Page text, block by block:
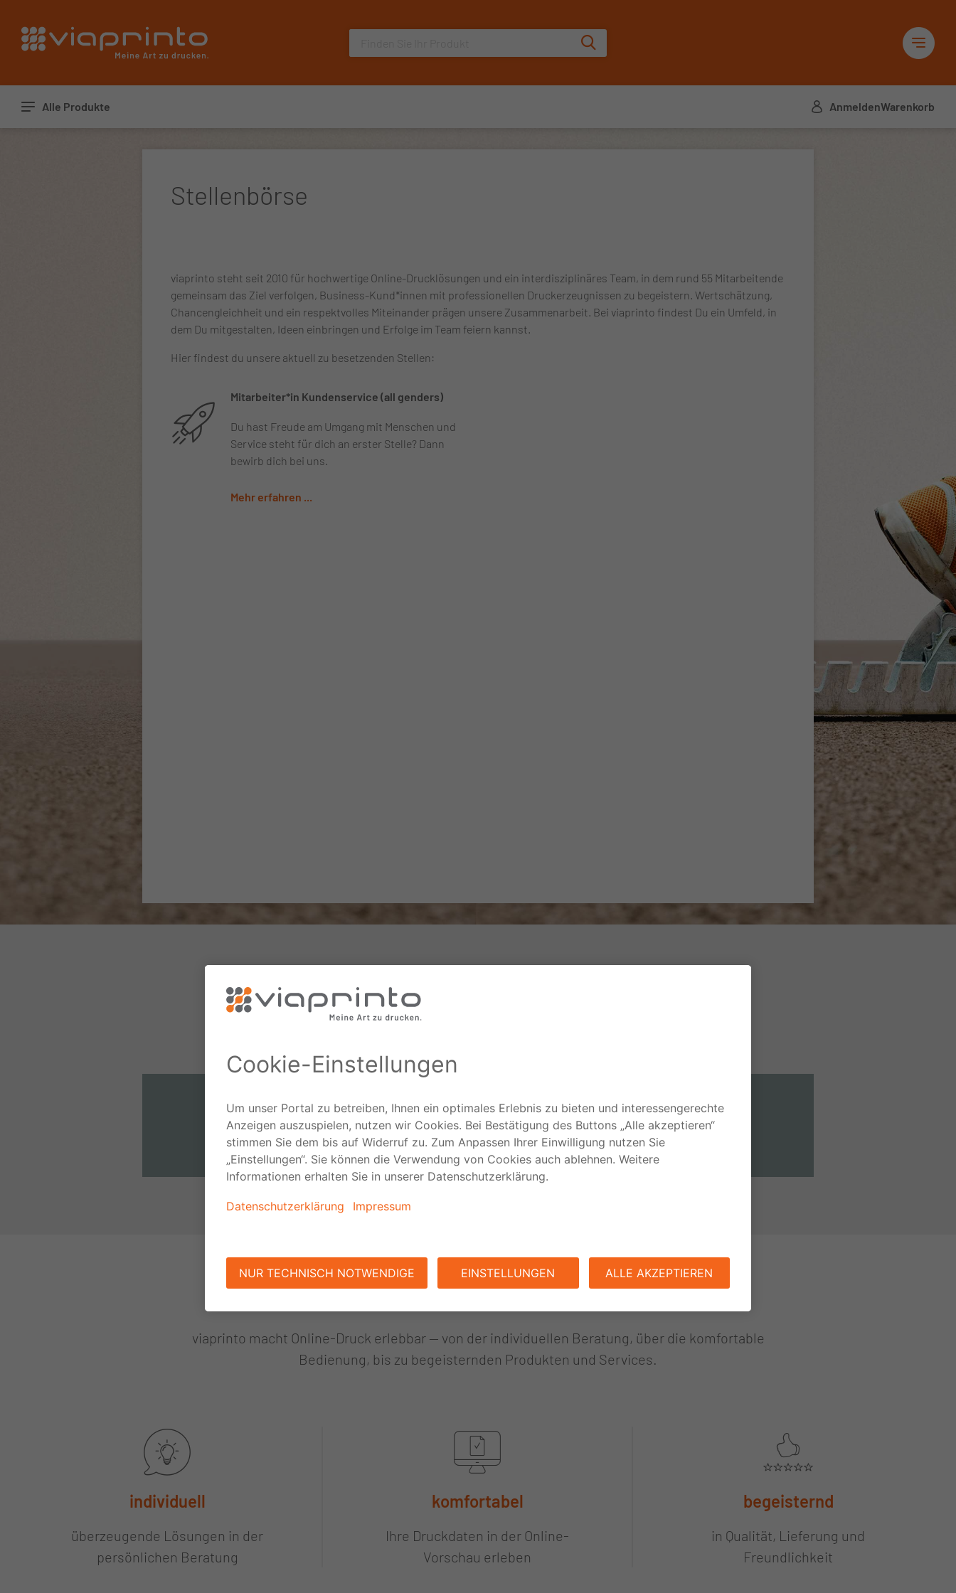
Suche ausführen
Alle Produkte AnmeldenWarenkorb
Stellenbörse
viaprinto steht seit 2010 für hochwertige Online-Drucklösungen und ein interdisziplinäres Team, in dem rund 55 Mitarbeitende
gemeinsam das Ziel verfolgen, Business-Kund*innen mit professionellen Druckerzeugnissen zu begeistern. Wertschätzung,
Chancengleichheit und ein respektvolles Miteinander prägen unsere Zusammenarbeit. Bei viaprinto findest Du ein Umfeld, in
dem Du mitgestalten, Ideen einbringen und Erfolge im Team feiern kannst.
Hier findest du unsere aktuell zu besetzenden Stellen:
Mitarbeiter*in Kundenservice (all genders)
Du hast Freude am Umgang mit Menschen und
Service steht für dich an erster Stelle? Dann
bewirb dich bei uns.
Mehr erfahren ...
Weiterführende Informationen
Über viaprinto
Wer wir sind.
Presse
News aus der viaprinto-Welt.
Meine Art zu drucken.
viaprinto macht Online-Druck erlebbar — von der individuellen Beratung, über die komfortable
Bedienung, bis zu begeisternden Produkten und Services.
individuell
überzeugende Lösungen in der
persönlichen Beratung
komfortabel
Ihre Druckdaten in der Online-
Vorschau erleben
begeisternd
in Qualität, Lieferung und
Freundlichkeit